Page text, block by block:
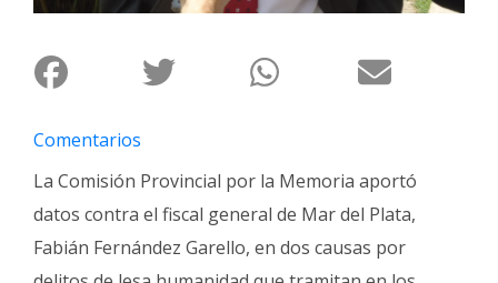
Fotos
de
Comentarios
La Comisión Provincial por la Memoria aportó
datos contra el fiscal general de Mar del Plata,
Fabián Fernández Garello, en dos causas por